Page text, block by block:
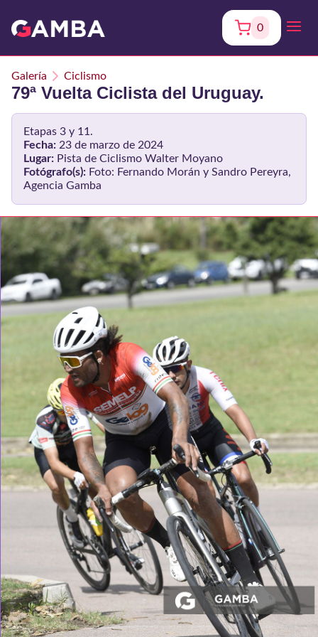
0
Galería Ciclismo
79ª Vuelta Ciclista del Uruguay.
Etapas 3 y 11.
Fecha: 23 de marzo de 2024
Lugar: Pista de Ciclismo Walter Moyano
Fotógrafo(s): Foto: Fernando Morán y Sandro Pereyra,
Agencia Gamba